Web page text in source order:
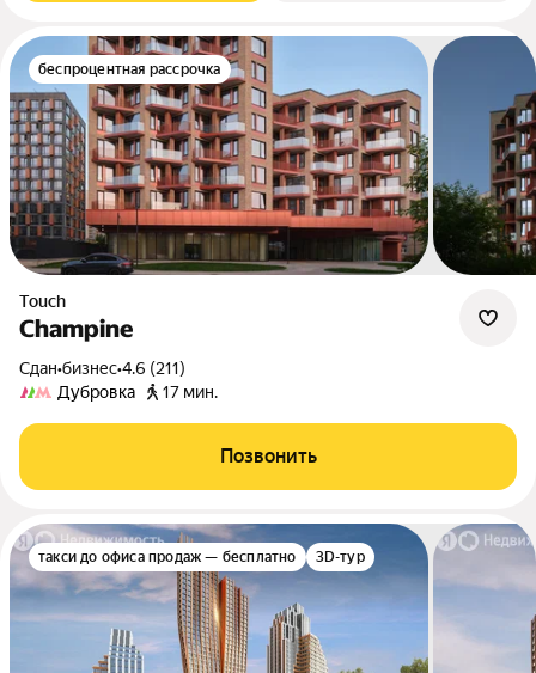
беспроцентная рассрочка
Touch
Champine
Сдан•бизнес•4.6 (211)
Дубровка
17 мин.
Позвонить
такси до офиса продаж — бесплатно 3D-тур